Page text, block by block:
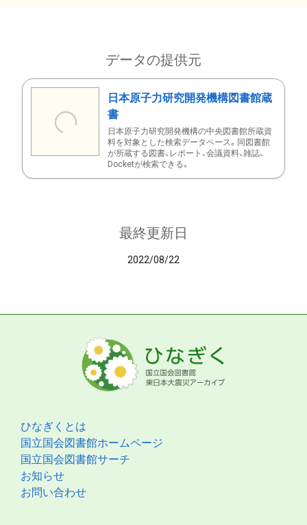
データの提供元
日本原子力研究開発機構図書館蔵
書
日本原子力研究開発機構の中央図書館所蔵資
料を対象とした検索データベース。同図書館
が所蔵する図書、レポート、会議資料、雑誌、
Docketが検索できる。
最終更新日
2022/08/22
ひなぎくとは
国立国会図書館ホームページ
国立国会図書館サーチ
お知らせ
お問い合わせ